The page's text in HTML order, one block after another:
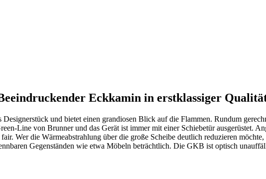
Eckkamin in erstklassiger
und bietet einen grandiosen Blick auf die Flammen. Rundum
Line von Brunner und das Gerät ist immer mit einer Schiebetür ausgerüstet.
Wer die Wärmeabstrahlung über die große Scheibe deutlich reduzieren
Gegenständen wie etwa Möbeln beträchtlich. Die GKB ist optisch